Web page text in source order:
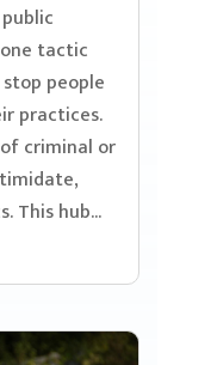
tactic
people
practices.
criminal or
This hub...